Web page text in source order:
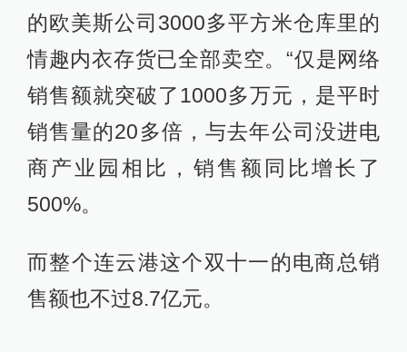
的欧美斯公司3000多平方米仓库里的
情趣内衣存货已全部卖空。“仅是网络
销售额就突破了1000多万元，是平时
销售量的20多倍，与去年公司没进电
商产业园相比，销售额同比增长了
500%。
而整个连云港这个双十一的电商总销
售额也不过8.7亿元。